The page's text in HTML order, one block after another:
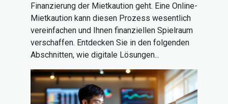
Finanzierung der Mietkaution geht. Eine Online-
Mietkaution kann diesen Prozess wesentlich
vereinfachen und Ihnen finanziellen Spielraum
verschaffen. Entdecken Sie in den folgenden
Abschnitten, wie digitale Lösungen...